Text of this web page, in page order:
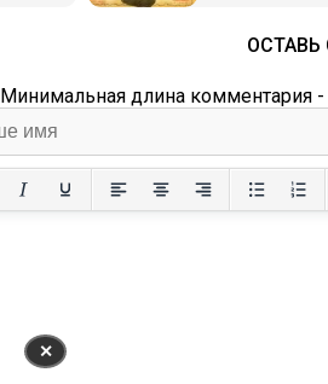
ОСТАВЬ
Минимальная длина комментария
✕